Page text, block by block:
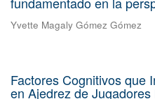
Yvette Magaly Gómez Gómez
Factores Cognitivos que
en Ajedrez de